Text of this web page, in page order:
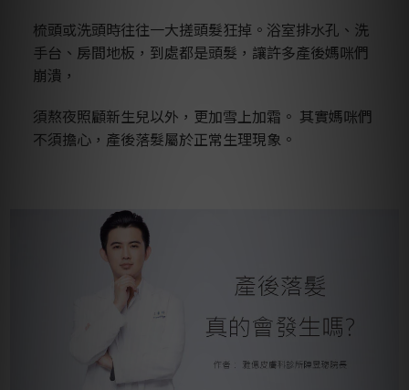
梳頭或洗頭時往往一大搓頭髮狂掉。浴室排水孔、洗
手台、房間地板，到處都是頭髮，讓許多產後媽咪們
崩潰，
須熬夜照顧新生兒以外，更加雪上加霜。 其實媽咪們
不須擔心，產後落髮屬於正常生理現象。